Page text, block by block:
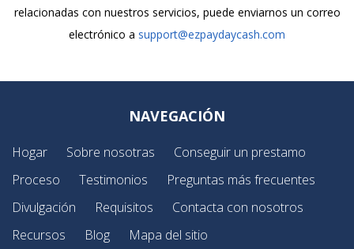
relacionadas con nuestros servicios, puede enviarnos un correo
electrónico a support@ezpaydaycash.com
NAVEGACIÓN
Hogar Sobre nosotras
Conseguir un prestamo
Proceso
Testimonios
Preguntas más frecuentes
Divulgación
Requisitos
Contacta con nosotros
Recursos
Blog
Mapa del sitio